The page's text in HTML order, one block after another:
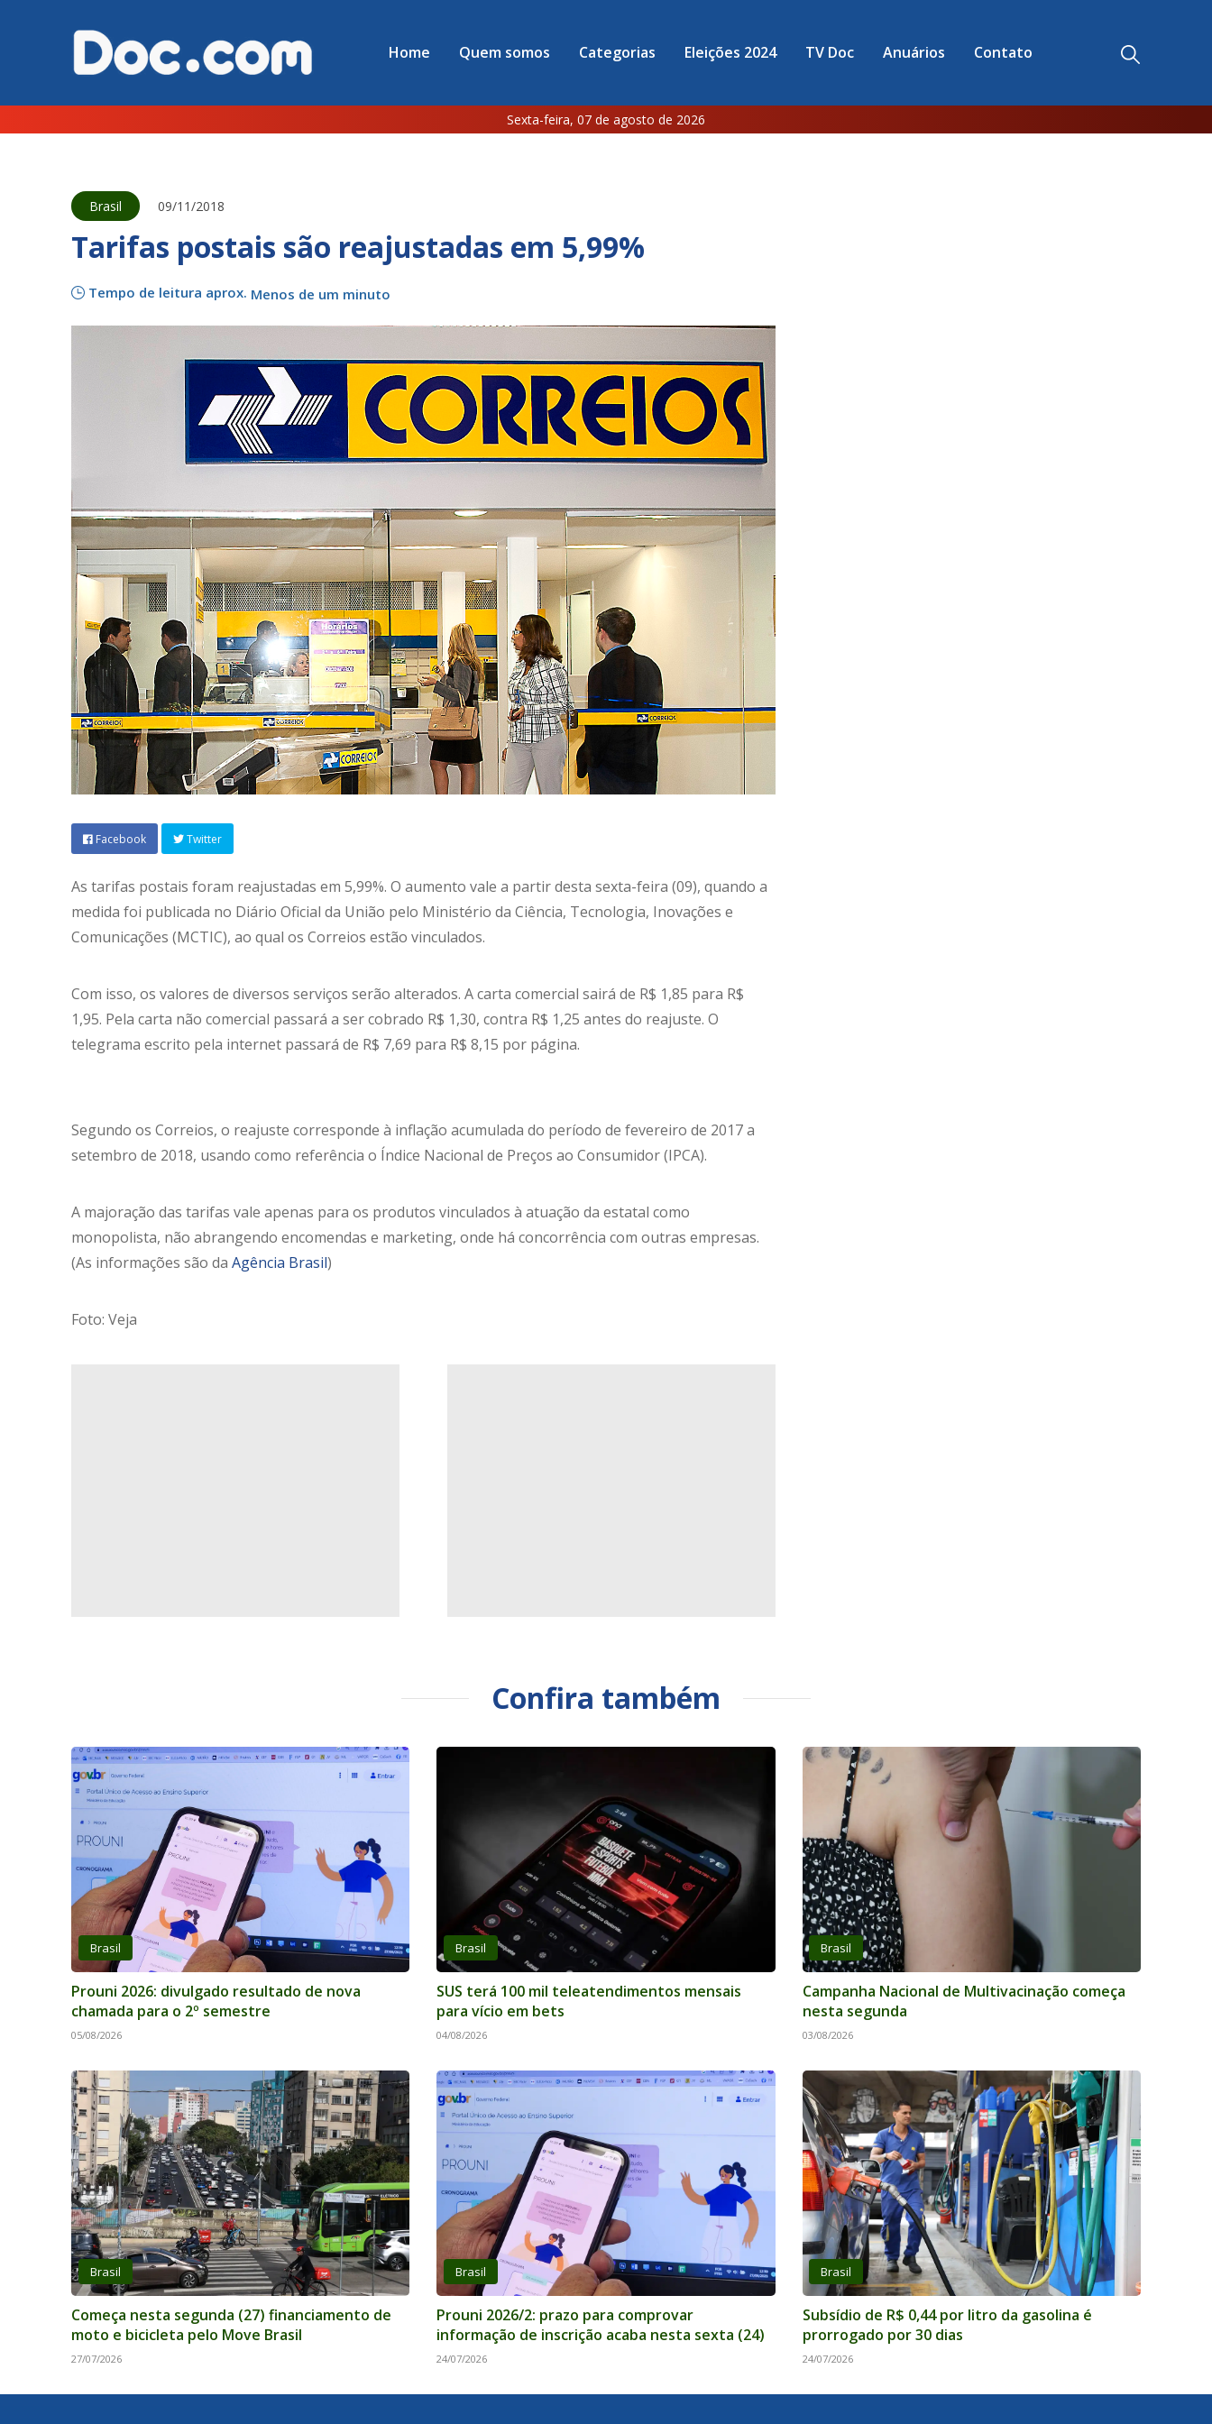
Home Quem somos Categorias Eleições 2024 TV Doc Anuários Contato
Sexta-feira, 07 de agosto de 2026
Brasil 09/11/2018
Tarifas postais são reajustadas em 5,99%
Tempo de leitura aprox. Menos de um minuto
Facebook Twitter
As tarifas postais foram reajustadas em 5,99%. O aumento vale a partir desta sexta-feira (09), quando a
medida foi publicada no Diário Oficial da União pelo Ministério da Ciência, Tecnologia, Inovações e
Comunicações (MCTIC), ao qual os Correios estão vinculados.
Com isso, os valores de diversos serviços serão alterados. A carta comercial sairá de R$ 1,85 para R$
1,95. Pela carta não comercial passará a ser cobrado R$ 1,30, contra R$ 1,25 antes do reajuste. O
telegrama escrito pela internet passará de R$ 7,69 para R$ 8,15 por página.
Segundo os Correios, o reajuste corresponde à inflação acumulada do período de fevereiro de 2017 a
setembro de 2018, usando como referência o Índice Nacional de Preços ao Consumidor (IPCA).
A majoração das tarifas vale apenas para os produtos vinculados à atuação da estatal como
monopolista, não abrangendo encomendas e marketing, onde há concorrência com outras empresas.
(As informações são da Agência Brasil)
Foto: Veja
Confira também
Brasil
Prouni 2026: divulgado resultado de nova
chamada para o 2º semestre
05/08/2026
Brasil
SUS terá 100 mil teleatendimentos mensais
para vício em bets
04/08/2026
Brasil
Campanha Nacional de Multivacinação começa
nesta segunda
03/08/2026
Brasil
Começa nesta segunda (27) financiamento de
moto e bicicleta pelo Move Brasil
27/07/2026
Brasil
Prouni 2026/2: prazo para comprovar
informação de inscrição acaba nesta sexta (24)
24/07/2026
Brasil
Subsídio de R$ 0,44 por litro da gasolina é
prorrogado por 30 dias
24/07/2026